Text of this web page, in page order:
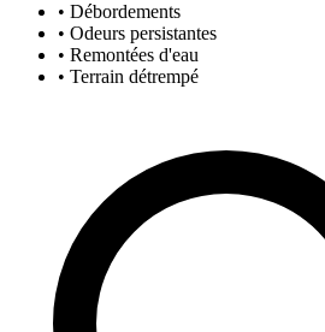
• Débordements
• Odeurs persistantes
• Remontées d'eau
• Terrain détrempé